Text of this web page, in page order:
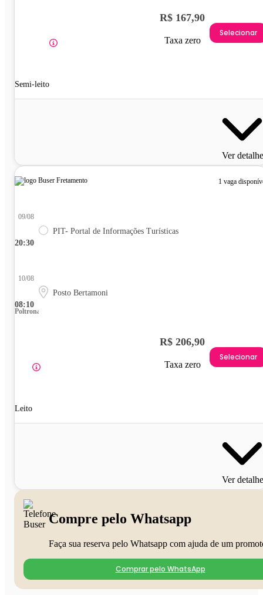
Semi-leito
R$ 167,90
Taxa zero
Selecionar
Ver
1 vaga
20:30
09/08
PIT- Portal de Informações Turísticas
08:10
10/08
Posto Bertamoni
Poltrona
Leito
R$ 206,90
Taxa zero
Selecionar
Ver
Compre pelo Whatsapp
Faça sua reserva pelo Whatsapp com ajuda de um
Comprar pelo WhatsApp